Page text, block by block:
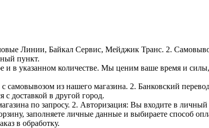
Линии, Байкал Сервис, Мейджик Транс. 2.
пункт.
в указанном количестве. Мы ценим ваше время и
из нашего магазина. 2. Банковский
с доставкой в другой город.
по запросу. 2. Авторизация: Вы входите в
заполняете личные данные и выбираете способ
в обработку.